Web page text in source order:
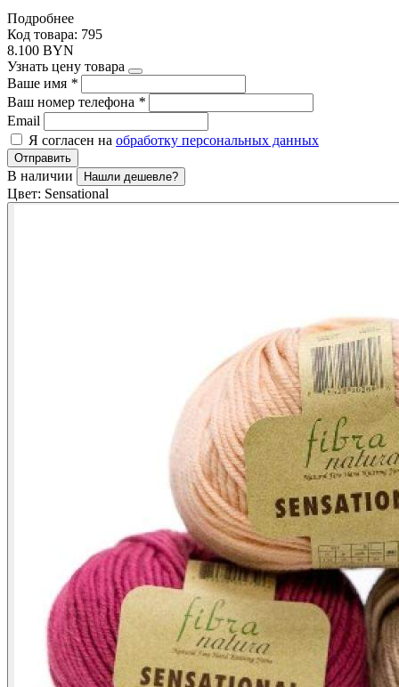
Подробнее
Код товара: 795
8.100 BYN
Узнать цену товара
Ваше имя *
Ваш номер телефона *
Email
Я согласен на обработку персональных данных
Отправить
В наличии Нашли дешевле?
Цвет: Sensational